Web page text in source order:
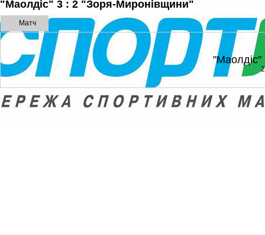
"Маолдіс" 3 : 2 "Зоря-Миронівщини"
Матч
"Маолдіс"